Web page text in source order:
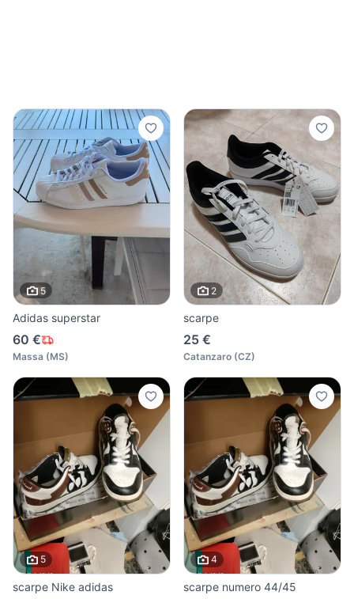
5
Adidas superstar
60 €
Massa (MS)
2
scarpe
25 €
Catanzaro (CZ)
5
scarpe Nike adidas
4
scarpe numero 44/45